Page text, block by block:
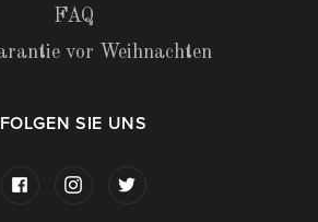
FAQ
vor Weihnachten
FOLGEN SIE UNS